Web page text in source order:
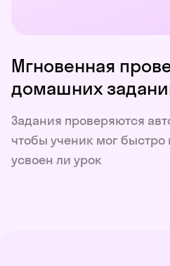
Мгновенная
домашних
Задания проверяются
чтобы ученик мог быстро
усвоен ли урок